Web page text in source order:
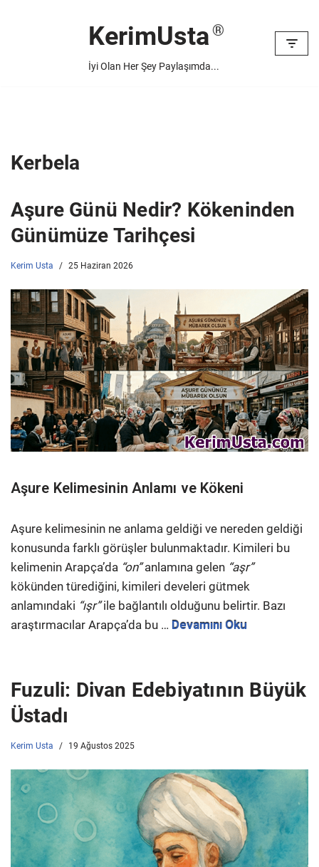
KerimUsta
İyi Olan Her Şey Paylaşımda...
Kerbela
Aşure Günü Nedir? Kökeninden
Günümüze Tarihçesi
Kerim Usta 25 Haziran 2026
Aşure Kelimesinin Anlamı ve Kökeni
Aşure kelimesinin ne anlama geldiği ve nereden geldiği
konusunda farklı görüşler bulunmaktadır. Kimileri bu
kelimenin Arapça’da “on”anlamına gelen “aşr”
kökünden türediğini, kimileri develeri gütmek
anlamındaki “ışr”ile bağlantılı olduğunu belirtir. Bazı
araştırmacılar Arapça’da bu … Devamını Oku
Fuzuli: Divan Edebiyatının Büyük
Üstadı
Kerim Usta 19 Ağustos 2025